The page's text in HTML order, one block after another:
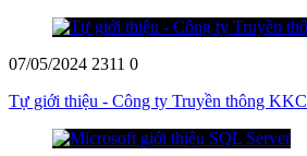
07/05/2024 2311 0
Tự giới thiệu - Công ty Truyền thông KKC